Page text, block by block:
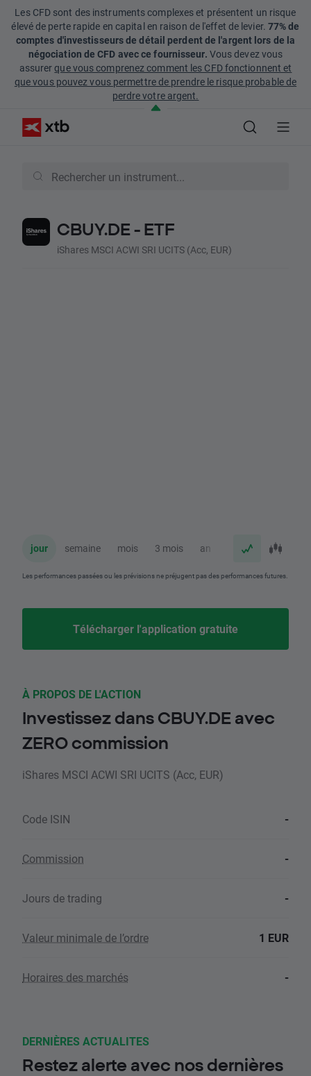
Les CFD sont des instruments complexes et présentent un risque
élevé de perte rapide en capital en raison de l'effet de levier. 77% de
comptes d'investisseurs de détail perdent de l'argent lors de la
négociation de CFD avec ce fournisseur. Vous devez vous
assurerque vous comprenez comment les CFD fonctionnent et
que vous pouvez vous permettre de prendre le risque probable de
perdre votre argent.
CBUY.DE - ETF
iShares MSCI ACWI SRI UCITS (Acc, EUR)
jour semaine mois 3 mois an
Les performances passées ou les prévisions ne préjugent pas des performances futures.
Télécharger l'application gratuite
À PROPOS DE L'ACTION
Investissez dans CBUY.DE avec
ZERO commission
iShares MSCI ACWI SRI UCITS (Acc, EUR)
Code ISIN -
Commission -
Jours de trading -
Valeur minimale de l’ordre 1 EUR
Horaires des marchés -
DERNIÈRES ACTUALITES
Restez alerte avec nos dernières